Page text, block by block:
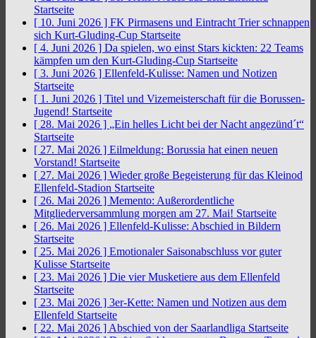
Startseite
[ 10. Juni 2026 ] FK Pirmasens und Eintracht Trier schnappen
sich Kurt-Gluding-Cup Startseite
[ 4. Juni 2026 ] Da spielen, wo einst Stars kickten: 22 Teams
kämpfen um den Kurt-Gluding-Cup Startseite
[ 3. Juni 2026 ] Ellenfeld-Kulisse: Namen und Notizen
Startseite
[ 1. Juni 2026 ] Titel und Vizemeisterschaft für die Borussen-
Jugend! Startseite
[ 28. Mai 2026 ] „Ein helles Licht bei der Nacht angezünd´t“
Startseite
[ 27. Mai 2026 ] Eilmeldung: Borussia hat einen neuen
Vorstand! Startseite
[ 27. Mai 2026 ] Wieder große Begeisterung für das Kleinod
Ellenfeld-Stadion Startseite
[ 26. Mai 2026 ] Memento: Außerordentliche
Mitgliederversammlung morgen am 27. Mai! Startseite
[ 26. Mai 2026 ] Ellenfeld-Kulisse: Abschied in Bildern
Startseite
[ 25. Mai 2026 ] Emotionaler Saisonabschluss vor guter
Kulisse Startseite
[ 23. Mai 2026 ] Die vier Musketiere aus dem Ellenfeld
Startseite
[ 23. Mai 2026 ] 3er-Kette: Namen und Notizen aus dem
Ellenfeld Startseite
[ 22. Mai 2026 ] Abschied von der Saarlandliga Startseite